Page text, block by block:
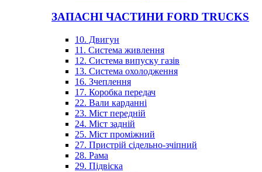
ЗАПАСНІ ЧАСТИНИ FORD TRUCKS
10. Двигун
11. Система живлення
12. Система випуску газів
13. Система охолодження
16. Зчеплення
17. Коробка передач
22. Вали карданні
23. Міст передній
24. Міст задній
25. Міст проміжний
27. Пристрій сідельно-зчіпний
28. Рама
29. Підвіска